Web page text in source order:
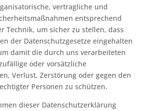
vertragliche und
entsprechend
Technik, um sicher zu stellen, dass
der Datenschutzgesetze eingehalten
damit die durch uns verarbeiteten
oder vorsätzliche
Verlust, Zerstörung oder gegen den
Personen zu schützen.
dieser Datenschutzerklärung